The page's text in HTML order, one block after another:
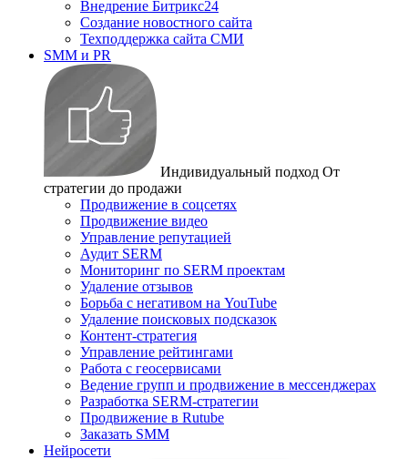
Внедрение Битрикс24
Создание новостного сайта
Техподдержка сайта СМИ
SMM и PR
Индивидуальный подход От
стратегии до продажи
Продвижение в соцсетях
Продвижение видео
Управление репутацией
Аудит SERM
Мониторинг по SERM проектам
Удаление отзывов
Борьба с негативом на YouTube
Удаление поисковых подсказок
Контент-стратегия
Управление рейтингами
Работа с геосервисами
Ведение групп и продвижение в мессенджерах
Разработка SERM-стратегии
Продвижение в Rutube
Заказать SMM
Нейросети